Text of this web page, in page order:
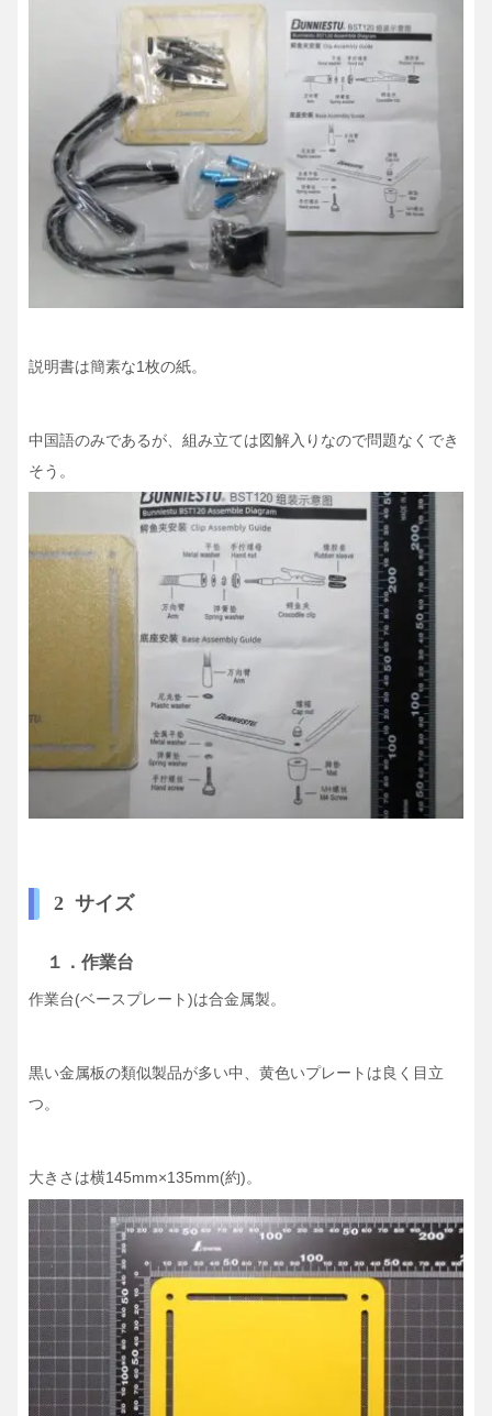
説明書は簡素な1枚の紙。
中国語のみであるが、組み立ては図解入りなので問題なくでき
そう。
2 サイズ
１．作業台
作業台(ベースプレート)は合金属製。
黒い金属板の類似製品が多い中、黄色いプレートは良く目立
つ。
大きさは横145mm×135mm(約)。